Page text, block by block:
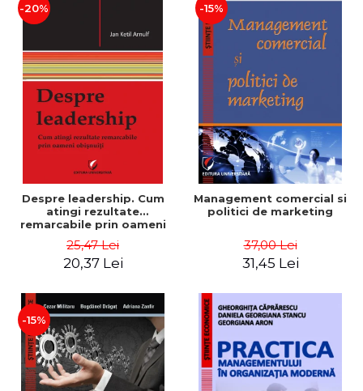
-20%
Despre leadership. Cum
atingi rezultate
remarcabile prin oameni
25,47 Lei
20,37 Lei
-15%
Management comercial si
politici de marketing
37,00 Lei
31,45 Lei
-15%